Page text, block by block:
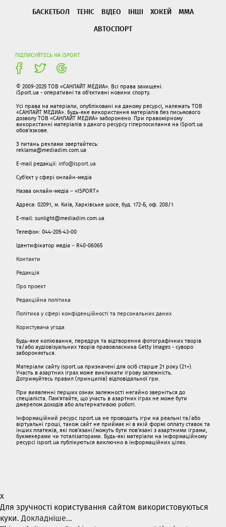
БАСКЕТБОЛ
ТЕНІС ВІДЕО ІНШІ ХОКЕЙ
ММА
АВТОСПОРТ
ПІДПИСУЙТЕСЬ НА ISPORT
© 2009-2025 ТОВ «САНЛАЙТ МЕДИА». Всі права захищені.
iSport.ua - оперативні та об'єктивні новини спорту.
Усі права на матеріали, опубліковані на даному ресурсі, належать ТОВ
«САНЛАЙТ МЕДИА». Будь-яке використання матеріалів без письмового
дозволу ТОВ «САНЛАЙТ МЕДИА» заборонено. При правомірному
використанні матеріалів з даного ресурсу гіперпосилання на iSport.ua
обов'язкове.
З питань реклами звертайтесь:
reklama@mediadim.com.ua
E-mail редакції: info@isport.ua
Суб'єкт у сфері онлайн-медіа
Назва онлайн-медіа – «ISPORT»
Адреса: 02091, м. Київ, Харківське шосе, буд. 172-Б, оф. 208/1
E-mail: sunlight@mediadim.com.ua
Телефон: 044-205-43-00
Ідентифікатор медіа – R40-06065
Контакти
Редакція
Про проект
Редакційна політика
Політика у сфері конфіденційності та персональних даних
Користувача угода
Будь-яке копіювання, передрук та відтворення фотографічних творів
та/або аудіовізуальних творів правовласника Getty Images - суворо
забороняється.
Матеріали сайту isport.ua призначені для осіб старше 21 року (21+).
Участь в азартних іграх може викликати ігрову залежність.
Дотримуйтесь правил (принципів) відповідальної гри.
При виявленні перших ознак залежності негайно зверніться до
спеціаліста. Пам'ятайте, що участь в азартних іграх не може бути
джерелом доходів або альтернативою роботі.
Інформаційний ресурс isport.ua не проводить ігри на реальні та/або
віртуальні гроші, також сайт не приймає ні в якій формі оплату ставок та
інших платежів, які пов’язані/можуть бути пов’язані з азартними іграми,
букмекерами чи тоталізаторами. Будь-які матеріали на інформаційному
ресурсі isport.ua публікуються виключно в інформаційних цілях.
x
Для зручності користування сайтом використовуються
куки.Докладніше...